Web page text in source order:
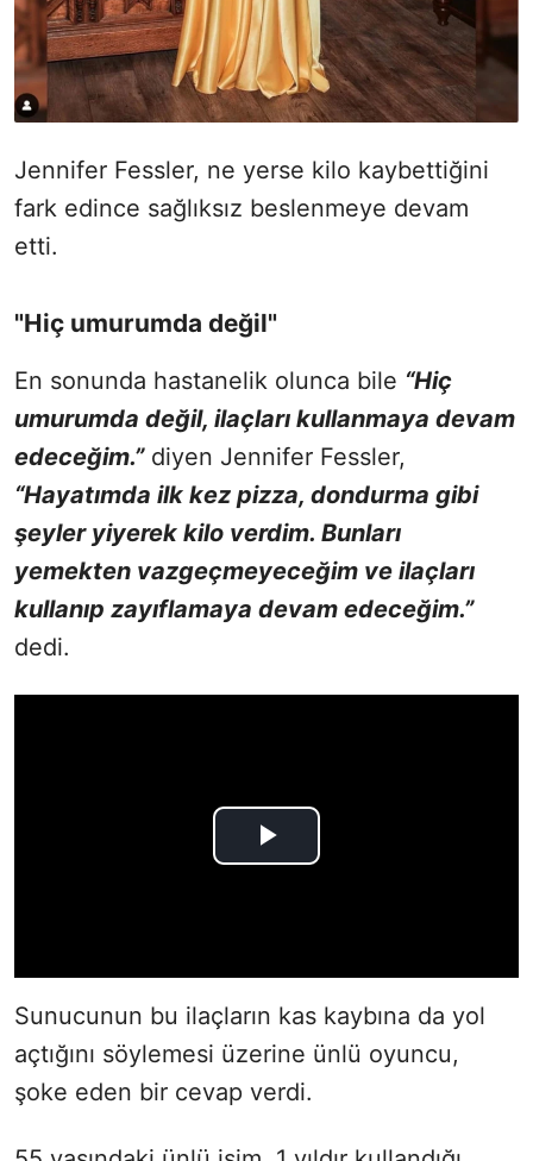
Jennifer Fessler, ne yerse kilo kaybettiğini
fark edince sağlıksız beslenmeye devam
etti.
"Hiç umurumda değil"
En sonunda hastanelik olunca bile “Hiç
umurumda değil, ilaçları kullanmaya devam
edeceğim.”diyen Jennifer Fessler,
“Hayatımda ilk kez pizza, dondurma gibi
şeyler yiyerek kilo verdim. Bunları
yemekten vazgeçmeyeceğim ve ilaçları
kullanıp zayıflamaya devam edeceğim.”
dedi.
Sunucunun bu ilaçların kas kaybına da yol
açtığını söylemesi üzerine ünlü oyuncu,
şoke eden bir cevap verdi.